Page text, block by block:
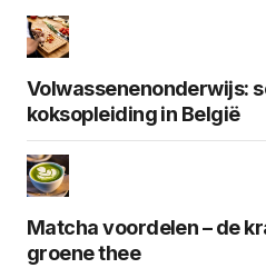
Volwassenenonderwijs:
koksopleiding in België
Matcha voordelen – de
groene thee